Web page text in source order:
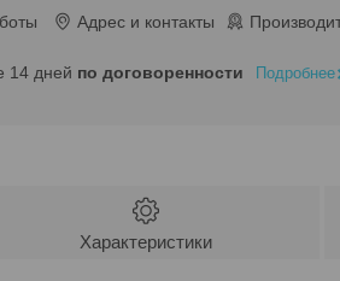
Адрес и контакты
14 дней по договоренности Подробнее
Характеристики